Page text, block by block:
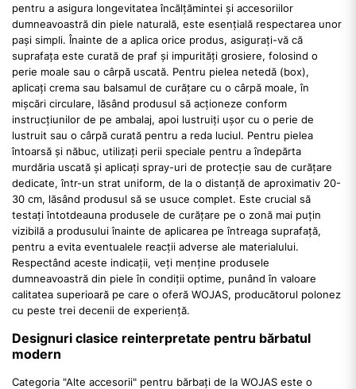
pentru a asigura longevitatea încălțămintei și accesoriilor
dumneavoastră din piele naturală, este esențială respectarea unor
pași simpli. Înainte de a aplica orice produs, asigurați-vă că
suprafața este curată de praf și impurități grosiere, folosind o
perie moale sau o cârpă uscată. Pentru pielea netedă (box),
aplicați crema sau balsamul de curățare cu o cârpă moale, în
mișcări circulare, lăsând produsul să acționeze conform
instrucțiunilor de pe ambalaj, apoi lustruiți ușor cu o perie de
lustruit sau o cârpă curată pentru a reda luciul. Pentru pielea
întoarsă și năbuc, utilizați perii speciale pentru a îndepărta
murdăria uscată și aplicați spray-uri de protecție sau de curățare
dedicate, într-un strat uniform, de la o distanță de aproximativ 20-
30 cm, lăsând produsul să se usuce complet. Este crucial să
testați întotdeauna produsele de curățare pe o zonă mai puțin
vizibilă a produsului înainte de aplicarea pe întreaga suprafață,
pentru a evita eventualele reacții adverse ale materialului.
Respectând aceste indicații, veți menține produsele
dumneavoastră din piele în condiții optime, punând în valoare
calitatea superioară pe care o oferă WOJAS, producătorul polonez
cu peste trei decenii de experiență.
Designuri clasice reinterpretate pentru bărbatul
modern
Categoria "Alte accesorii" pentru bărbați de la WOJAS este o